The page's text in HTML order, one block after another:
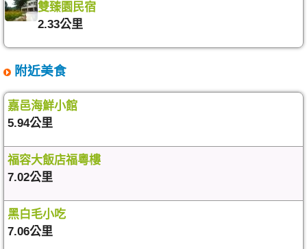
雙臻園民宿
2.33公里
附近美食
嘉邑海鮮小館
5.94公里
福容大飯店福粵樓
7.02公里
黑白毛小吃
7.06公里